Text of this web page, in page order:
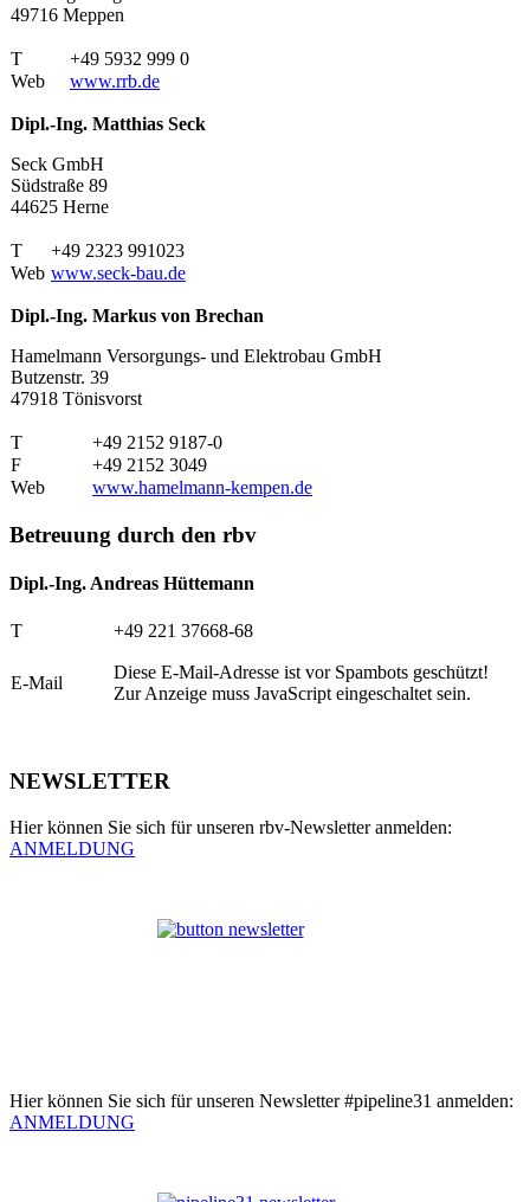
49716 Meppen
T
+49 5932 999 0
Web
www.rrb.de
Dipl.-Ing. Matthias Seck
Seck GmbH
Südstraße 89
44625 Herne
T
+49 2323 991023
Web www.seck-bau.de
Dipl.-Ing. Markus von Brechan
Hamelmann Versorgungs- und Elektrobau GmbH
Butzenstr. 39
47918 Tönisvorst
T
+49 2152 9187-0
F
+49 2152 3049
Web
www.hamelmann-kempen.de
Betreuung durch den rbv
Dipl.-Ing. Andreas Hüttemann
T +49 221 37668-68
E-Mail
Diese E-Mail-Adresse ist vor Spambots geschützt!
Zur Anzeige muss JavaScript eingeschaltet sein.
NEWSLETTER
Hier können Sie sich für unseren rbv-Newsletter anmelden:
ANMELDUNG
Hier können Sie sich für unseren Newsletter #pipeline31 anmelden:
ANMELDUNG